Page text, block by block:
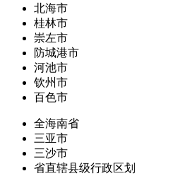
北海市
桂林市
崇左市
防城港市
河池市
钦州市
百色市
全海南省
三亚市
三沙市
省直辖县级行政区划